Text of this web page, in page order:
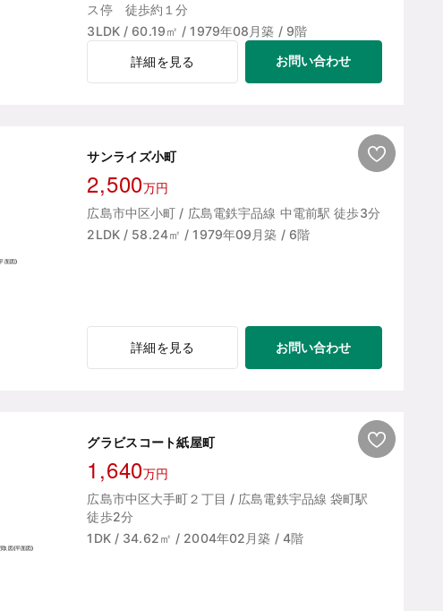
ス停 徒歩約１分
3LDK / 60.19㎡ / 1979年08月築 / 9階
詳細を見る
お問い合わせ
サンライズ小町
2,500万円
広島市中区小町 / 広島電鉄宇品線 中電前駅 徒歩3分
2LDK / 58.24㎡ / 1979年09月築 / 6階
詳細を見る お問い合わせ
グラビスコート紙屋町
1,640万円
広島市中区大手町２丁目 / 広島電鉄宇品線 袋町駅
徒歩2分
1DK / 34.62㎡ / 2004年02月築 / 4階